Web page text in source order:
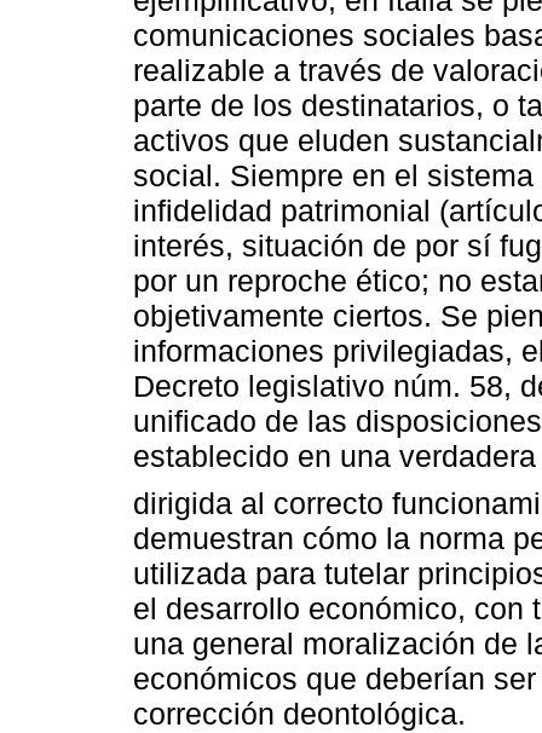
comunicaciones sociales
realizable a través de
parte de los destinatarios, o
activos que eluden
social. Siempre en el
infidelidad patrimonial
interés, situación de por sí
por un reproche ético; no
objetivamente ciertos. Se
informaciones privilegiadas,
Decreto legislativo núm. 58,
unificado de las
establecido en una
dirigida al correcto
demuestran cómo la norma
utilizada para tutelar
el desarrollo económico, con
una general moralización de
económicos que deberían
corrección deontológica.